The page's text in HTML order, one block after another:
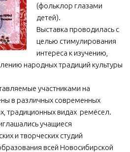
искусств»
школа»
историко-художественный
им. И.В. Коротеева
(фольклор глазами
детей).
Выставка проводилась с
целью стимулирования
интереса к изучению,
народных традиций культуры
участниками на
в различных современных
традиционных видах ремёсел.
учащиеся
и творческих студий
всей Новосибирской